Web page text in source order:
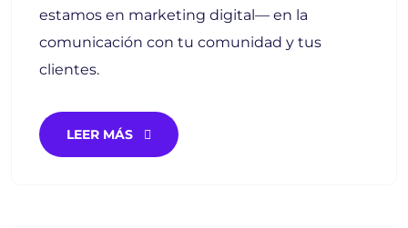
estamos en marketing digital— en la
comunicación con tu comunidad y tus
clientes.
LEER MÁS